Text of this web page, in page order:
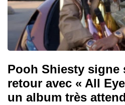
Pooh Shiesty signe
retour avec « All
un album très